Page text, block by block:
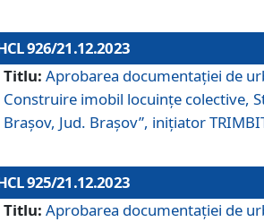
926/21.12.2023
Titlu: Aprobarea documentaţiei de
Construire imobil locuințe colective,
Brașov, Jud. Brașov”, inițiator
925/21.12.2023
Titlu: Aprobarea documentaţiei de